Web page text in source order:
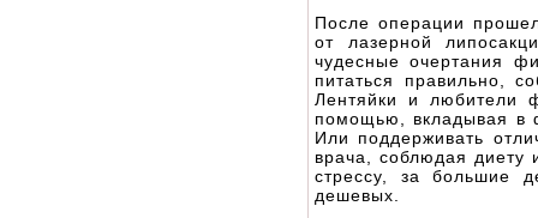
После операции
от лазерной
чудесные очертания
питаться правильно,
Лентяйки и любители
помощью, вкладывая в
Или поддерживать
врача, соблюдая диету
стрессу, за большие
дешевых.